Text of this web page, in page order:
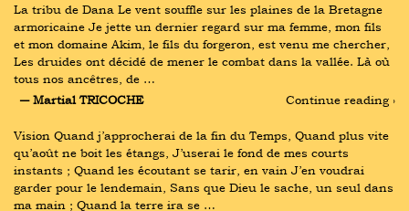
La tribu de Dana Le vent souffle sur les plaines de la Bretagne
armoricaine Je jette un dernier regard sur ma femme, mon fils
et mon domaine Akim, le fils du forgeron, est venu me chercher,
Les druides ont décidé de mener le combat dans la vallée. Là où
tous nos ancêtres, de …
― Martial TRICOCHE
Continue reading ›
Vision Quand j’approcherai de la fin du Temps, Quand plus vite
qu’août ne boit les étangs, J’userai le fond de mes courts
instants ; Quand les écoutant se tarir, en vain J’en voudrai
garder pour le lendemain, Sans que Dieu le sache, un seul dans
ma main ; Quand la terre ira se …